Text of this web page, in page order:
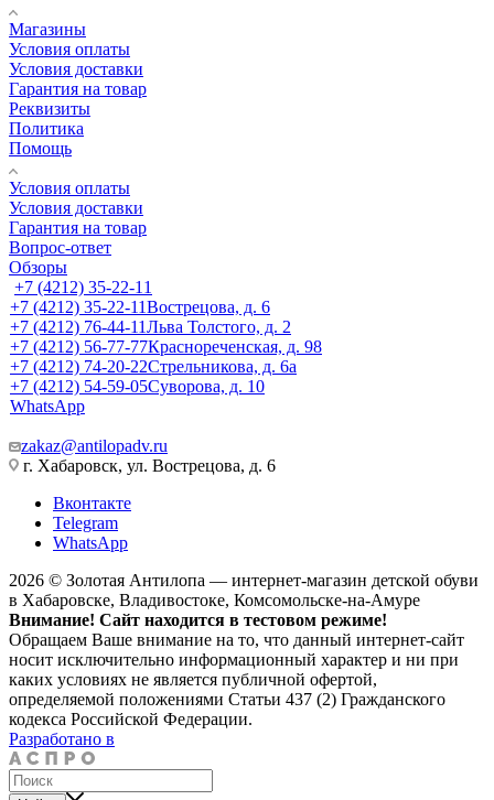
Магазины
Условия оплаты
Условия доставки
Гарантия на товар
Реквизиты
Политика
Помощь
Условия оплаты
Условия доставки
Гарантия на товар
Вопрос-ответ
Обзоры
+7 (4212) 35-22-11
+7 (4212) 35-22-11Вострецова, д. 6
+7 (4212) 76-44-11Льва Толстого, д. 2
+7 (4212) 56-77-77Краснореченская, д. 98
+7 (4212) 74-20-22Стрельникова, д. 6а
+7 (4212) 54-59-05Суворова, д. 10
WhatsApp
zakaz@antilopadv.ru
г. Хабаровск, ул. Вострецова, д. 6
Вконтакте
Telegram
WhatsApp
2026 © Золотая Антилопа — интернет-магазин детской обуви
в Хабаровске, Владивостоке, Комсомольске-на-Амуре
Внимание! Сайт находится в тестовом режиме!
Обращаем Ваше внимание на то, что данный интернет-сайт
носит исключительно информационный характер и ни при
каких условиях не является публичной офертой,
определяемой положениями Статьи 437 (2) Гражданского
кодекса Российской Федерации.
Разработано в